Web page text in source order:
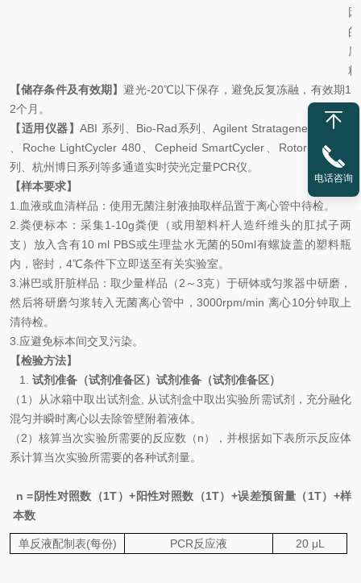
因
的
质
粒
【储存条件及有效期】避光-20℃以下保存，避免反复冻融，有效期1
2个月。
【适用仪器】 ABI 系列、 Bio-Rad系列、 Agilent Stratagene MX
系列
Roche LightCycler 480、 Cepheid SmartCycler Rotor-Gene
列、杭州博日系列等多通道实时荧光定量PCR仪。
【样本要求】
1. 血液或血清样品：使用无菌注射液抽取样品置于离心管中待检。
2. 粪便标本：采集1-10g粪便（或用塑料杆人造纤维头的肛拭子两
支）放入含有10 ml PBS或生理盐水无菌的50ml有螺旋盖的塑料瓶
内，密封， 4℃条件下立即送至有关实验室。
3. 淋巴或肝脏样品：取少量样品（2 ～3克）于研钵或匀浆器中研磨，
然后将研磨匀浆转入无菌离心管中，3000rpm/min 离心10分钟取上
清待检。
3. 应避免标本间交叉污染。
【检验方法】
1. 试剂准备（试剂准备区）试剂准备（试剂准备区）
（1 ）从冰箱中取出试剂盒
从试剂盒中取出实验所需试剂，充分融化
混匀并瞬时离心以去除管壁附着液体。
（2）核算当次实验所需要的反应数（n），并根据如下表所示反应体
系计算当次实验所需要的各种试剂量。
n =阴性对照数（1T）+阳性对照数（1T） +误差预留量（1T） +样
本数
单反液配制表(每份) PCR反应液 20 μL
电话咨询